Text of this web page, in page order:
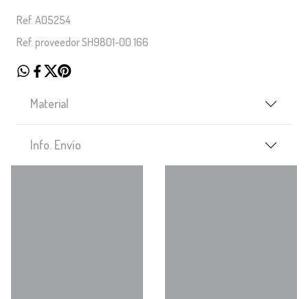
Ref. A05254
Ref. proveedor SH9801-00 166
Material
Info. Envío